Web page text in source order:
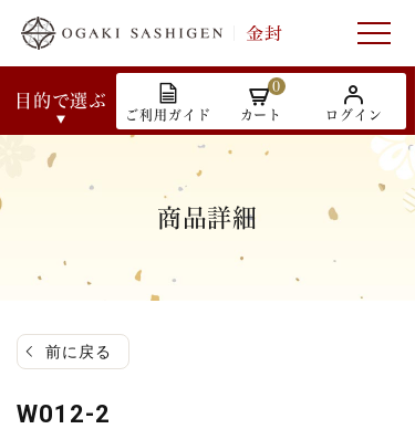
目的で選ぶ
ご利用ガイド ログイン
0
カート
商品詳細
前に戻る
W012-2